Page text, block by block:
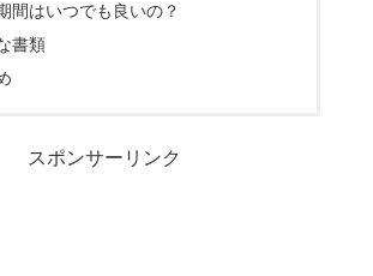
間はいつでも良いの？
書類
スポンサーリンク